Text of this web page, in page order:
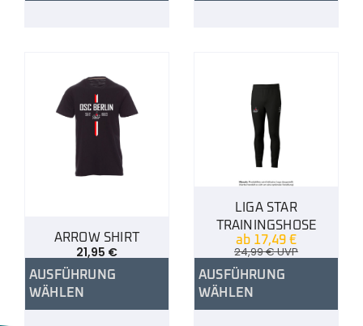
ARROW SHIRT
21,95 €
AUSFÜHRUNG
WÄHLEN
LIGA STAR
TRAININGSHOSE
ab 17,49 €
24,99€UVP
AUSFÜHRUNG
WÄHLEN